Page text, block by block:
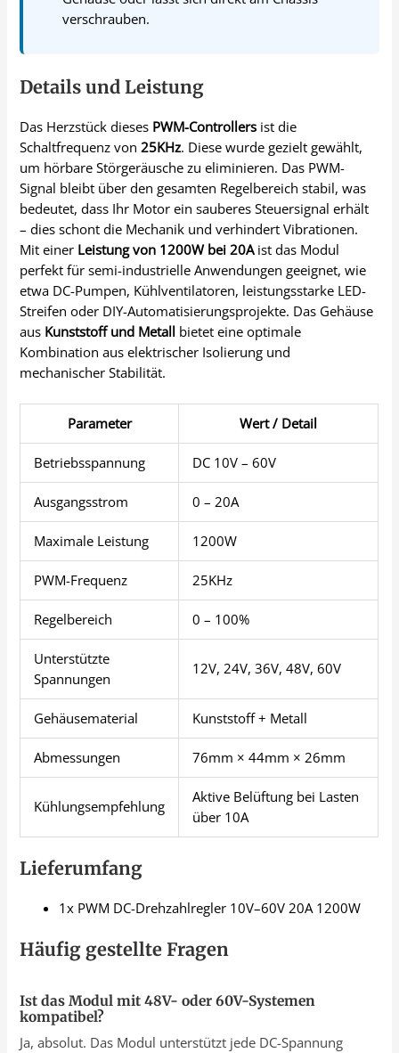
verschrauben.
Details und Leistung
Das Herzstück dieses PWM-Controllers ist die
Schaltfrequenz von25KHz. Diese wurde gezielt gewählt,
um hörbare Störgeräusche zu eliminieren. Das PWM-
Signal bleibt über den gesamten Regelbereich stabil, was
bedeutet, dass Ihr Motor ein sauberes Steuersignal erhält
– dies schont die Mechanik und verhindert Vibrationen.
Mit einer Leistung von 1200W bei 20Aist das Modul
perfekt für semi-industrielle Anwendungen geeignet, wie
etwa DC-Pumpen, Kühlventilatoren, leistungsstarke LED-
Streifen oder DIY-Automatisierungsprojekte. Das Gehäuse
aus Kunststoff und Metall bietet eine optimale
Kombination aus elektrischer Isolierung und
mechanischer Stabilität.
Parameter Wert / Detail
Betriebsspannung DC 10V – 60V
Ausgangsstrom 0 – 20A
Maximale Leistung 1200W
PWM-Frequenz 25KHz
Regelbereich 0 – 100%
Unterstützte
Spannungen
12V, 24V, 36V, 48V, 60V
Gehäusematerial Kunststoff + Metall
Abmessungen 76mm × 44mm × 26mm
Kühlungsempfehlung
Aktive Belüftung bei Lasten
über 10A
Lieferumfang
1x PWM DC-Drehzahlregler 10V–60V 20A 1200W
Häufig gestellte Fragen
Ist das Modul mit 48V- oder 60V-Systemen
kompatibel?
Ja, absolut. Das Modul unterstützt jede DC-Spannung